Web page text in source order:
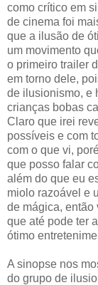
como crítico em
de cinema foi
que a ilusão de
um movimento
o primeiro trailer
em torno dele,
de ilusionismo, e
crianças bobas
Claro que irei
possíveis e com
com o que vi,
que posso falar
além do que eu
miolo razoável e
de mágica, então
que até pode ter
ótimo
A sinopse nos
do grupo de